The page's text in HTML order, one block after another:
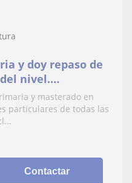
y doy repaso de
nivel.
lengua
y masterado en
particulares de todas las
Contactar